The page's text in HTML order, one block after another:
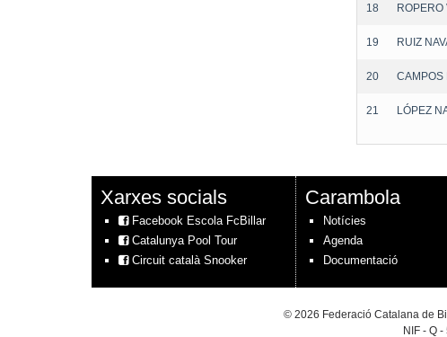
18 ROPERO
19 RUIZ
20 CAMPOS
21 LÓPEZ
Xarxes socials
Facebook Escola FcBillar
Catalunya Pool Tour
Circuit català Snooker
Carambola
Notícies
Agenda
Documentació
© 2026 Federació Catalana de
NIF - Q